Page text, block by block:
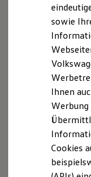
Lifestyle
T-
Golf
R-
GTI
we drive
Besitzer und
Software
Service
deutschen
teilweise
Mehrpreis.
Übersicht der
Die
sich nicht auf
zwischen den
usw.) können
Rollwiderstand
Witterungs-
individuellen
sowie
Ihnen
Werbung
Cookies